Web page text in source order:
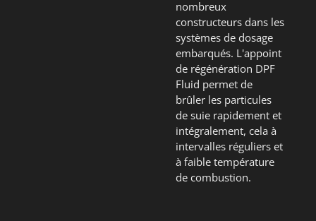
nombreux
constructeurs dans les
systèmes de dosage
embarqués. L'appoint
de régénération DPF
Fluid permet de
brûler les particules
de suie rapidement et
intégralement, cela à
intervalles réguliers et
à faible température
de combustion.